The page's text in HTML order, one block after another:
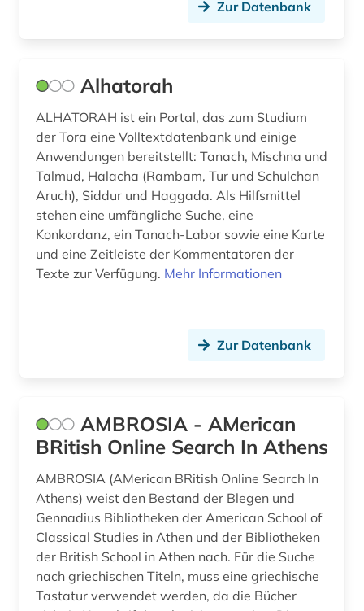
elektronische zeitschrift (3)
elektronisches buch (25)
elektronisches publizieren (2)
elektronisches wörterbuch (1)
elfriede (1)
englischunterricht (1)
epigraphie (1)
ereignis (1)
erinnerung (1)
esperanto (1)
Zur Datenbank
Alhatorah
ALHATORAH ist ein Portal, das zum Studium
der Tora eine Volltextdatenbank und einige
Anwendungen bereitstellt: Tanach, Mischna und
Talmud, Halacha (Rambam, Tur und Schulchan
Aruch), Siddur und Haggada. Als Hilfsmittel
stehen eine umfängliche Suche, eine
Konkordanz, ein Tanach-Labor sowie eine Karte
und eine Zeitleiste der Kommentatoren der
Texte zur Verfügung. Mehr Informationen
Zur Datenbank
AMBROSIA - AMerican
BRitish Online Search In Athens
AMBROSIA (AMerican BRitish Online Search In
Athens) weist den Bestand der Blegen und
Gennadius Bibliotheken der American School of
Classical Studies in Athen und der Bibliotheken
der British School in Athen nach. Für die Suche
nach griechischen Titeln, muss eine griechische
Tastatur verwendet werden, da die Bücher